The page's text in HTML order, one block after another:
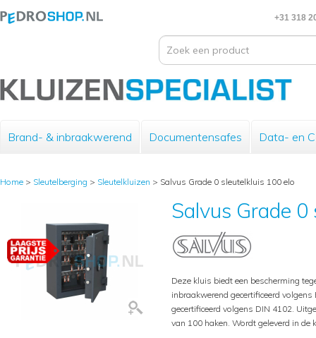
+31 318
Brand- & inbraakwerend Documentensafes Data- en
Home > Sleutelberging > Sleutelkluizen > Salvus Grade 0 sleutelkluis 100 elo
Salvus Grade
Deze kluis biedt een bescherming
inbraakwerend gecertificeerd
gecertificeerd volgens DIN 4102.
van 100 haken. Wordt geleverd in de